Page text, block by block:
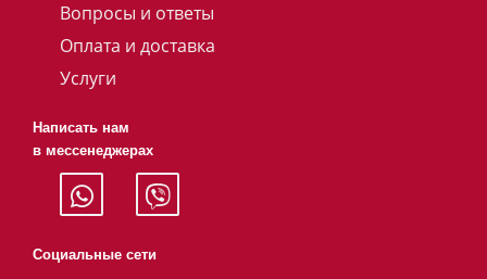
Вопросы и ответы
Оплата и доставка
Услуги
Написать нам
в мессенеджерах
Социальные сети